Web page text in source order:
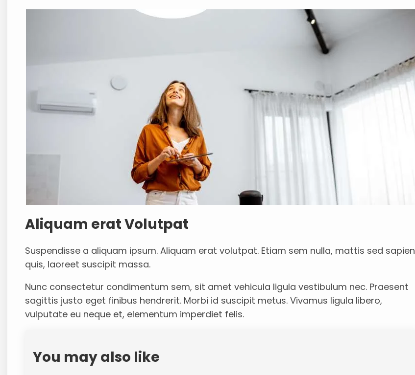
Aliquam erat Volutpat
Suspendisse a aliquam ipsum. Aliquam erat volutpat. Etiam sem nulla, mattis sed sapien
quis, laoreet suscipit massa.
Nunc consectetur condimentum sem, sit amet vehicula ligula vestibulum nec. Praesent
sagittis justo eget finibus hendrerit. Morbi id suscipit metus. Vivamus ligula libero,
vulputate eu neque et, elementum imperdiet felis.
You may also like